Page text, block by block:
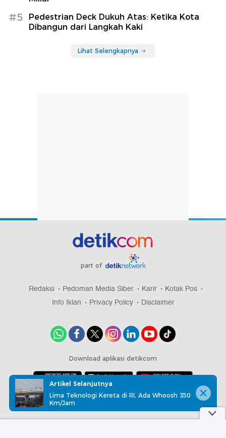
#5
Pedestrian Deck Dukuh Atas: Ketika Kota
Dibangun dari Langkah Kaki
Lihat Selengkapnya
part of
Redaksi Pedoman Media Siber Karir
Kotak Pos
Info Iklan
Privacy Policy Disclaimer
Download aplikasi detikcom
Copyright @ 2026 detikcom, All right reserved
Artikel Selanjutnya
Lima Teknologi Kereta di RI, Ada Whoosh 350
Km/Jam